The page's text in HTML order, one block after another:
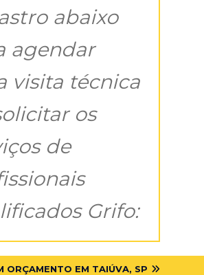
abaixo
agendar
visita técnica
os
de
Grifo:
ORÇAMENTO EM TAIÚVA, SP